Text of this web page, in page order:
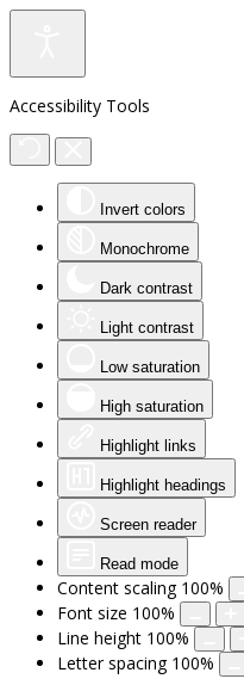
Accessibility Tools
Invert colors
Monochrome
Dark contrast
Light contrast
Low saturation
High saturation
Highlight links
Highlight headings
Screen reader
Read mode
Content scaling 100%
Font size 100%
Line height 100%
Letter spacing 100%